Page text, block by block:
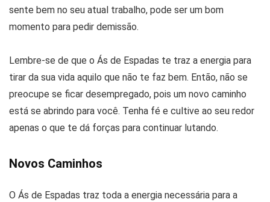
sente bem no seu atual trabalho, pode ser um bom
momento para pedir demissão.
Lembre-se de que o Ás de Espadas te traz a energia para
tirar da sua vida aquilo que não te faz bem. Então, não se
preocupe se ficar desempregado, pois um novo caminho
está se abrindo para você. Tenha fé e cultive ao seu redor
apenas o que te dá forças para continuar lutando.
Novos Caminhos
O Ás de Espadas traz toda a energia necessária para a